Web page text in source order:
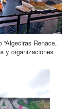
Renace,
y organizaciones